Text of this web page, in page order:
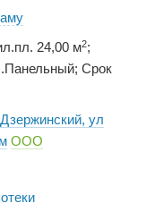
24,00 м2;
Срок
ул
ООО